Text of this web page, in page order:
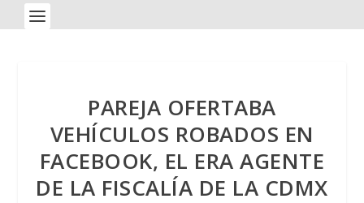
PAREJA OFERTABA
VEHÍCULOS ROBADOS EN
FACEBOOK, EL ERA AGENTE
DE LA FISCALÍA DE LA CDMX